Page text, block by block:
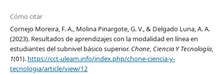
Cómo citar
Cornejo Moreira, F. A., Molina Pinargote, G. V., & Delgado Luna, A. A.
(2023). Resultados de aprendizajes con la modalidad en línea en
estudiantes del subnivel básico superior. Chone, Ciencia Y Tecnología,
1(01). https://cct-uleam.info/index.php/chone-ciencia-y-
tecnologia/article/view/12